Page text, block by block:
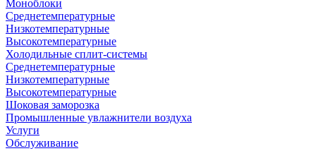
Моноблоки
Среднетемпературные
Низкотемпературные
Высокотемпературные
Холодильные сплит-системы
Среднетемпературные
Низкотемпературные
Высокотемпературные
Шоковая заморозка
Промышленные увлажнители воздуха
Услуги
Обслуживание